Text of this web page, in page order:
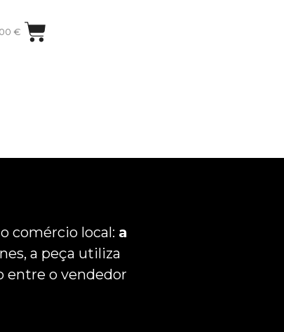
€
comércio local: a
a peça utiliza
entre o vendedor